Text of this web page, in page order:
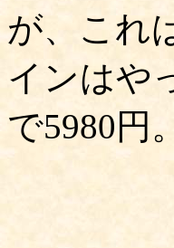
が、これ
インはや
で5980円。